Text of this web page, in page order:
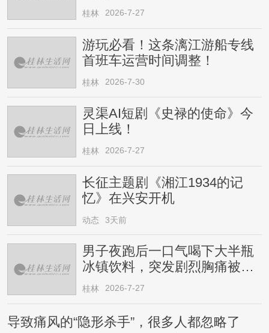
桂林 2026-7-27
游玩必看！这条漓江游船专线
首班车运营时间调整！
桂林 2026-7-30
灵渠AI短剧《史禄的使命》今
日上线！
桂林 2026-7-27
长征主题剧《湘江1934的记
忆》在兴安开机
动态 3天前
男子夜跑后一口气喝下大半瓶
冰镇饮料，突发剧烈胸痛被送
医！医生提醒→
桂林 2026-7-27
导致痛风的“隐形杀手”，很多人都忽略了